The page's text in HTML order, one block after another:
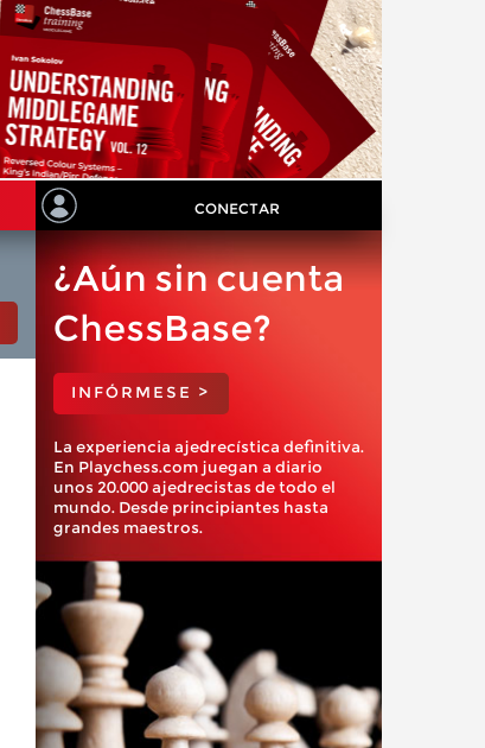
CONECTAR
¿Aún sin cuenta
ChessBase?
INFÓRMESE >
La experiencia ajedrecística definitiva.
En Playchess.com juegan a diario
unos 20.000 ajedrecistas de todo el
mundo. Desde principiantes hasta
grandes maestros.